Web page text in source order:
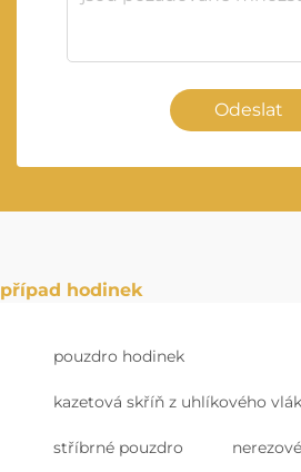
Odeslat
případ hodinek
pouzdro hodinek
kazetová skříň z uhlíkového
stříbrné pouzdro